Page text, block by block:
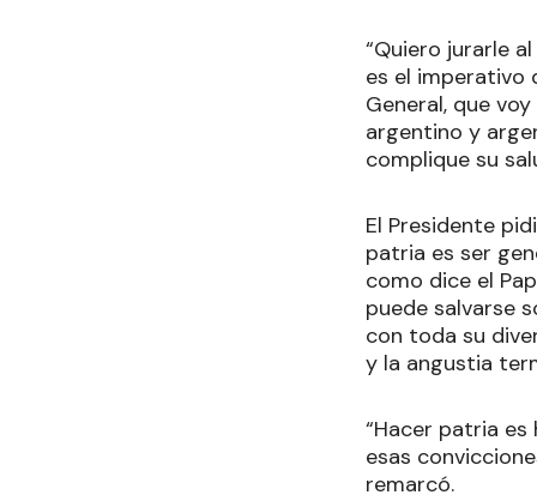
“Quiero jurarle
es el imperativo
General, que
argentino y
complique su
El Presidente
patria es ser
como dice el
puede salvarse
con toda su
y la angustia
“Hacer patria
esas
remarcó.